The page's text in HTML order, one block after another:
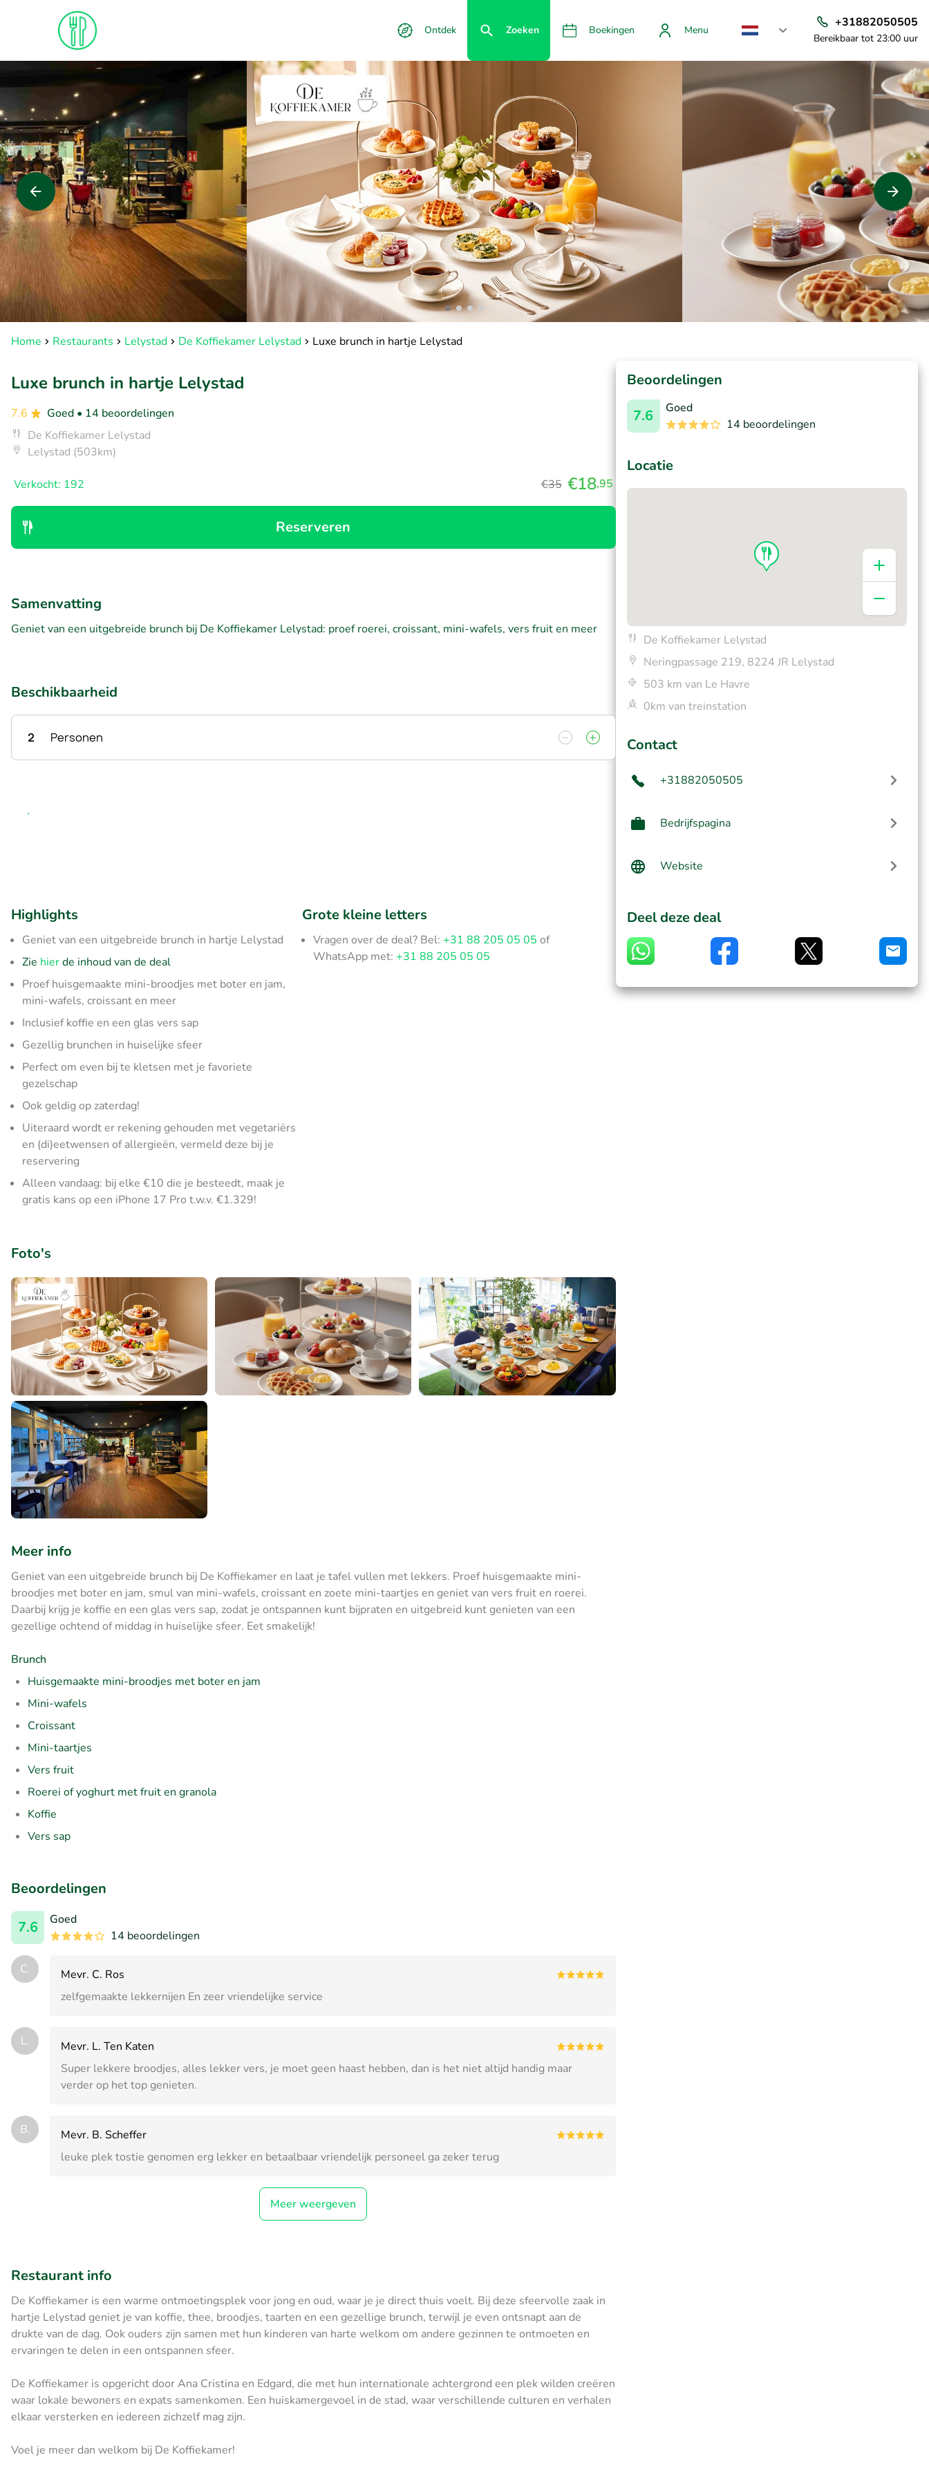
Ontdek Zoeken Boekingen Menu
+31882050505
Bereikbaar tot 23:00 uur
Home Restaurants Lelystad De Koffiekamer Lelystad Luxe brunch in hartje Lelystad
Luxe brunch in hartje Lelystad
7.6 Goed • 14 beoordelingen
De Koffiekamer Lelystad
Lelystad (503km)
Verkocht: 192 €35 €18,95
Reserveren
Samenvatting
Geniet van een uitgebreide brunch bij De Koffiekamer Lelystad: proef roerei, croissant, mini-wafels, vers fruit en meer
Beschikbaarheid
2 Personen
Highlights
Geniet van een uitgebreide brunch in hartje Lelystad
Zie hierde inhoud van de deal
Proef huisgemaakte mini-broodjes met boter en jam,
mini-wafels, croissant en meer
Inclusief koffie en een glas vers sap
Gezellig brunchen in huiselijke sfeer
Perfect om even bij te kletsen met je favoriete
gezelschap
Ook geldig op zaterdag!
Uiteraard wordt er rekening gehouden met vegetariërs
en (di)eetwensen of allergieën, vermeld deze bij je
reservering
Alleen vandaag: bij elke €10 die je besteedt, maak je
gratis kans op een iPhone 17 Pro t.w.v. €1.329!
Grote kleine letters
Vragen over de deal? Bel:+31 88 205 05 05 of
WhatsApp met:+31 88 205 05 05
Foto's
Meer info
Geniet van een uitgebreide brunch bij De Koffiekamer en laat je tafel vullen met lekkers. Proef huisgemaakte mini-
broodjes met boter en jam, smul van mini-wafels, croissant en zoete mini-taartjes en geniet van vers fruit en roerei.
Daarbij krijg je koffie en een glas vers sap, zodat je ontspannen kunt bijpraten en uitgebreid kunt genieten van een
gezellige ochtend of middag in huiselijke sfeer. Eet smakelijk!
Brunch
Huisgemaakte mini-broodjes met boter en jam
Mini-wafels
Croissant
Mini-taartjes
Vers fruit
Roerei of yoghurt met fruit en granola
Koffie
Vers sap
Beoordelingen
7.6
Goed
14 beoordelingen
C.
Mevr. C. Ros
zelfgemaakte lekkernijen En zeer vriendelijke service
L.
Mevr. L. Ten Katen
Super lekkere broodjes, alles lekker vers, je moet geen haast hebben, dan is het niet altijd handig maar
verder op het top genieten.
B.
Mevr. B. Scheffer
leuke plek tostie genomen erg lekker en betaalbaar vriendelijk personeel ga zeker terug
Meer weergeven
Restaurant info
De Koffiekamer is een warme ontmoetingsplek voor jong en oud, waar je je direct thuis voelt. Bij deze sfeervolle zaak in
hartje Lelystad geniet je van koffie, thee, broodjes, taarten en een gezellige brunch, terwijl je even ontsnapt aan de
drukte van de dag. Ook ouders zijn samen met hun kinderen van harte welkom om andere gezinnen te ontmoeten en
ervaringen te delen in een ontspannen sfeer.
De Koffiekamer is opgericht door Ana Cristina en Edgard, die met hun internationale achtergrond een plek wilden creëren
waar lokale bewoners en expats samenkomen. Een huiskamergevoel in de stad, waar verschillende culturen en verhalen
elkaar versterken en iedereen zichzelf mag zijn.
Voel je meer dan welkom bij De Koffiekamer!
Beoordelingen
7.6
Goed
14 beoordelingen
Locatie
De Koffiekamer Lelystad
Neringpassage 219, 8224 JR Lelystad
503 km van Le Havre
0km van treinstation
Contact
+31882050505
Bedrijfspagina
Website
Deel deze deal